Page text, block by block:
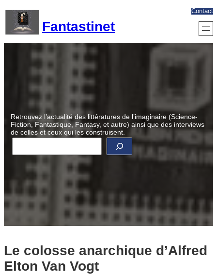
contenu
Fantastinet
Contact
Retrouvez l’actualité des littératures de l’imaginaire (Science-
Fiction, Fantastique, Fantasy, et autre) ainsi que des interviews
de celles et ceux qui les construisent.
R
c
h
Le colosse anarchique d’Alfred
Elton Van Vogt